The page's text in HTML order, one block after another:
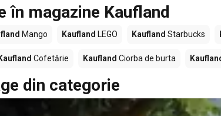
în magazine Kaufland
Mango Kaufland LEGO Kaufland Starbucks
Cofetărie Kaufland Ciorba de burta
din categorie